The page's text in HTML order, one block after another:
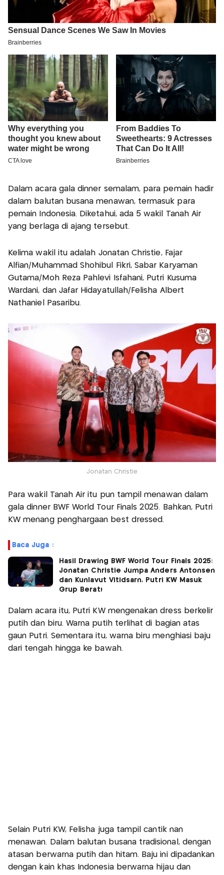
Dalam acara gala dinner semalam, para pemain hadir
dalam balutan busana menawan, termasuk para
pemain Indonesia. Diketahui, ada 5 wakil Tanah Air
yang berlaga di ajang tersebut.
Kelima wakil itu adalah Jonatan Christie, Fajar
Alfian/Muhammad Shohibul Fikri, Sabar Karyaman
Gutama/Moh Reza Pahlevi Isfahani, Putri Kusuma
Wardani, dan Jafar Hidayatullah/Felisha Albert
Nathaniel Pasaribu.
Jonatan Christie
Para wakil Tanah Air itu pun tampil menawan dalam
gala dinner BWF World Tour Finals 2025. Bahkan, Putri
KW menang penghargaan best dressed.
Baca Juga :
Hasil Drawing BWF World Tour Finals 2025:
Jonatan Christie Jumpa Anders Antonsen
dan Kunlavut Vitidsarn, Putri KW Masuk
Grup Berat!
Dalam acara itu, Putri KW mengenakan dress berkelir
putih dan biru. Warna putih terlihat di bagian atas
gaun Putri. Sementara itu, warna biru menghiasi baju
dari tengah hingga ke bawah.
Selain Putri KW, Felisha juga tampil cantik nan
menawan. Dalam balutan busana tradisional, dengan
atasan berwarna putih dan hitam. Baju ini dipadankan
dengan kain khas Indonesia berwarna hijau dan